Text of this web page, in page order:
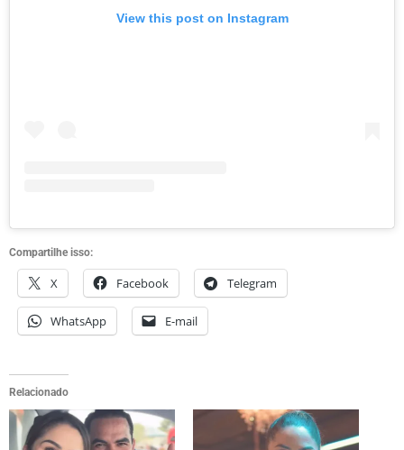
View this post on Instagram
Compartilhe isso:
X Facebook Telegram
WhatsApp E-mail
Relacionado